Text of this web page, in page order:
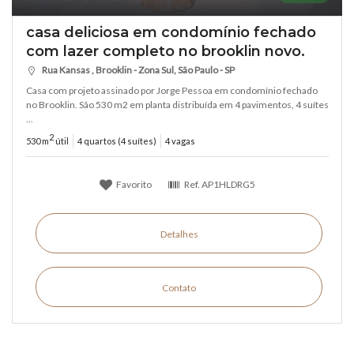
casa deliciosa em condomínio fechado
com lazer completo no brooklin novo.
Rua Kansas , Brooklin - Zona Sul, São Paulo - SP
Casa com projeto assinado por Jorge Pessoa em condomínio fechado
no Brooklin. São 530 m2 em planta distribuída em 4 pavimentos, 4 suítes
...
530 m2 útil 4 quartos (4 suítes) 4 vagas
Favorito Ref. AP1HLDRG5
Detalhes
Contato